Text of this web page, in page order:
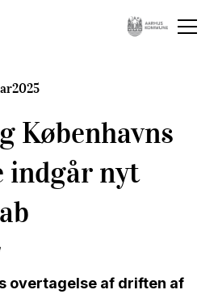
2025
Københavns
indgår nyt
overtagelse af driften af